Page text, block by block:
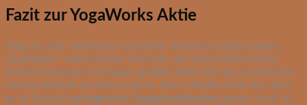
Fazit zur YogaWorks Aktie
Yoga ist sehr individuell und jeder Übende schätzt andere
Qualitäten. Viele Schüler sind sehr auf einen bestimmten
Lehrer fokussiert und legen großen Wert auf die persönliche
Verbundenheit zu einem Lehrer. Das schließt nicht aus, dass
es in Zukunft erfolgreiche Yogastudioketten geben wird, es